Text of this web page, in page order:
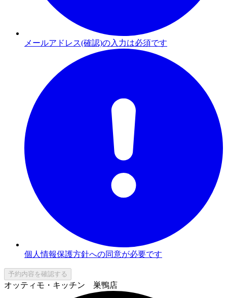
メールアドレス(確認)の入力は必須です
個人情報保護方針への同意が必要です
予約内容を確認する
オッティモ・キッチン 巣鴨店